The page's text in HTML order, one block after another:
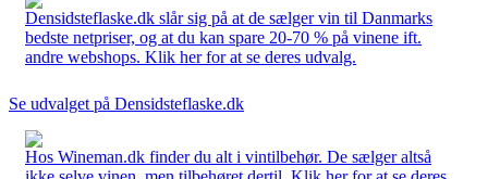
Densidsteflaske.dk slår sig på at de sælger vin til Danmarks
bedste netpriser, og at du kan spare 20-70 % på vinene ift.
andre webshops. Klik her for at se deres udvalg.
Se udvalget på Densidsteflaske.dk
Hos Wineman.dk finder du alt i vintilbehør. De sælger altså